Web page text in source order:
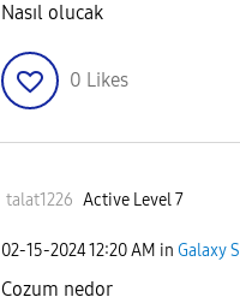
Nasıl olucak
0 Likes
talat1226 Active Level 7
‎02-15-202412:20 AM in Galaxy S
Cozum nedor